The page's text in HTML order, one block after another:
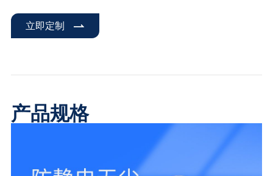
立即定制
产品规格